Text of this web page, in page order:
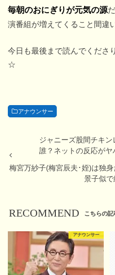
毎朝のおにぎりが元気の源
演番組が増えてくること間違
今日も最後まで読んでくださ
☆
アナウンサー
ジャニーズ股間チキ
誰？ネットの反応がヤ
梅宮万紗子(梅宮辰夫･姪)は独身
景子似で
RECOMMEND こちらの記
アナウンサー